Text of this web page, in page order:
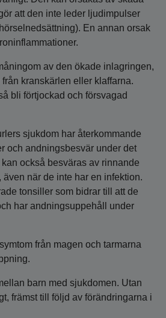
att den inte leder ljudimpulser
En annan orsak
av den ökade inlagringen,
kranskärlen eller klaffarna.
bli förtjockad och försvagad
sjukdom har återkommande
och andningsbesvär under det
också besväras av rinnande
när de inte har en infektion.
tonsiller som bidrar till att de
har andningsuppehåll under
från magen och tarmarna
barn med sjukdomen. Utan
främst till följd av förändringarna i